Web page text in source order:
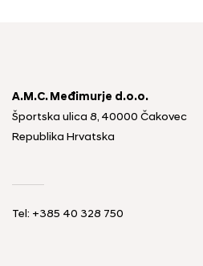
A.M.C. Međimurje d.o.o.
Športska ulica 8, 40000 Čakovec
Republika Hrvatska
Tel: +385 40 328 750